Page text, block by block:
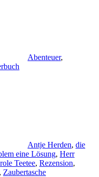
Abenteuer,
Antje Herden, die
eine Lösung, Herr
Teetee, Rezension,
, Zaubertasche